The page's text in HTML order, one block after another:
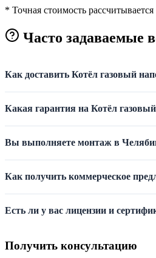
* Точная стоимость
Часто задаваемые
Как доставить Котёл газовый
Какая гарантия на Котёл
Вы выполняете монтаж в
Как получить коммерческое
Есть ли у вас лицензии и
Получить консультацию